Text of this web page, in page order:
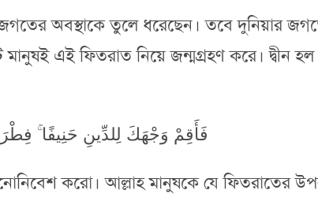
অবস্থাকে তুলে ধরেছেন। তবে দুনিয়ার
এই ফিতরাত নিয়ে জন্মগ্রহণ করে। দ্বীন হল
فَأَقِمْ وَجْهَكَ لِلدِّينِ حَنِيفًا
করো। আল্লাহ মানুষকে যে ফিতরাতের